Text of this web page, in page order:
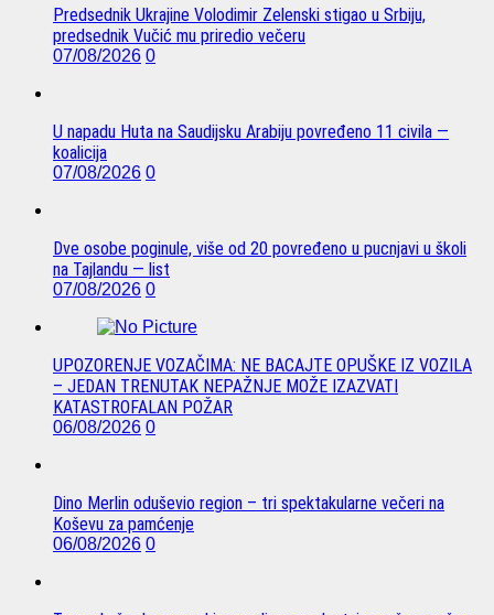
Predsednik Ukrajine Volodimir Zelenski stigao u Srbiju,
predsednik Vučić mu priredio večeru
07/08/2026 0
U napadu Huta na Saudijsku Arabiju povređeno 11 civila —
koalicija
07/08/2026 0
Dve osobe poginule, više od 20 povređeno u pucnjavi u školi
na Tajlandu — list
07/08/2026 0
UPOZORENJE VOZAČIMA: NE BACAJTE OPUŠKE IZ VOZILA
– JEDAN TRENUTAK NEPAŽNJE MOŽE IZAZVATI
KATASTROFALAN POŽAR
06/08/2026 0
Dino Merlin oduševio region – tri spektakularne večeri na
Koševu za pamćenje
06/08/2026 0